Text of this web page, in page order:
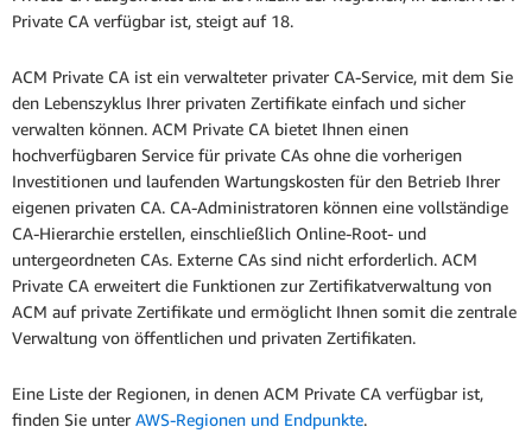
Private CA verfügbar ist, steigt auf 18.
ACM Private CA ist ein verwalteter privater CA-Service, mit dem Sie
den Lebenszyklus Ihrer privaten Zertifikate einfach und sicher
verwalten können. ACM Private CA bietet Ihnen einen
hochverfügbaren Service für private CAs ohne die vorherigen
Investitionen und laufenden Wartungskosten für den Betrieb Ihrer
eigenen privaten CA. CA-Administratoren können eine vollständige
CA-Hierarchie erstellen, einschließlich Online-Root- und
untergeordneten CAs. Externe CAs sind nicht erforderlich. ACM
Private CA erweitert die Funktionen zur Zertifikatverwaltung von
ACM auf private Zertifikate und ermöglicht Ihnen somit die zentrale
Verwaltung von öffentlichen und privaten Zertifikaten.
Eine Liste der Regionen, in denen ACM Private CA verfügbar ist,
finden Sie unter AWS-Regionen und Endpunkte.